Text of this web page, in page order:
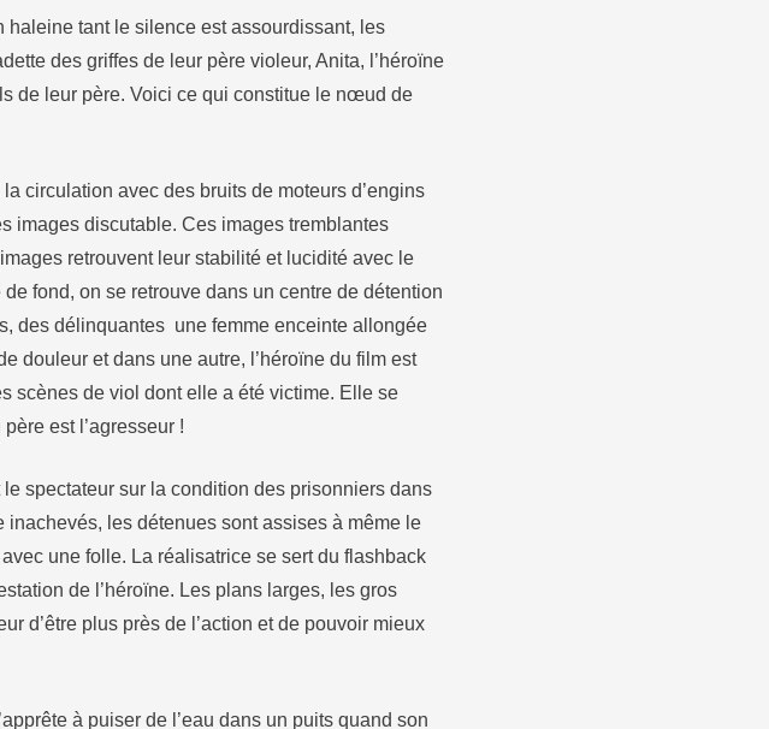
tant le silence est assourdissant, les
des griffes de leur père violeur, Anita, l’héroïne
de leur père. Voici ce qui constitue le nœud de
circulation avec des bruits de moteurs d’engins
images discutable. Ces images tremblantes
retrouvent leur stabilité et lucidité avec le
fond, on se retrouve dans un centre de détention
des délinquantes une femme enceinte allongée
douleur et dans une autre, l’héroïne du film est
scènes de viol dont elle a été victime. Elle se
est l’agresseur !
spectateur sur la condition des prisonniers dans
les détenues sont assises à même le
une folle. La réalisatrice se sert du flashback
de l’héroïne. Les plans larges, les gros
d’être plus près de l’action et de pouvoir mieux
à puiser de l’eau dans un puits quand son